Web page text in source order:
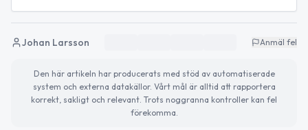
Johan Larsson Anmäl fel
Den här artikeln har producerats med stöd av automatiserade
system och externa datakällor. Vårt mål är alltid att rapportera
korrekt, sakligt och relevant. Trots noggranna kontroller kan fel
förekomma.